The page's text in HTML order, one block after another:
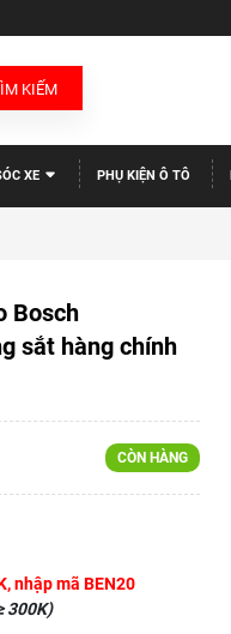
KIẾM
XE PHỤ KIỆN Ô TÔ
Bosch
sắt hàng chính
CÒN HÀNG
nhập mã BEN20
300K)